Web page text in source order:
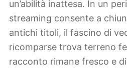
un’abilità inattesa. In un
streaming consente a
antichi titoli, il fascino di
ricomparse trova terreno
racconto rimane fresco e